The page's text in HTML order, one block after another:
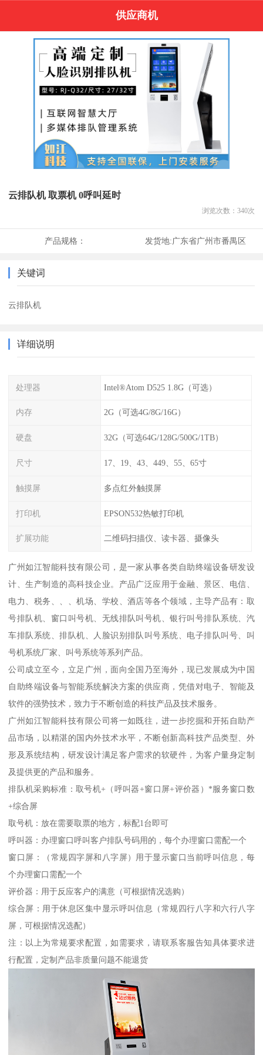
供应商机
云排队机 取票机 0呼叫延时
浏览次数： 340次
产品规格： 发货地:广东省广州市番禺区
关键词
云排队机
详细说明
处理器 Intel®Atom D525 1.8G（可选）
内存 2G（可选4G/8G/16G）
硬盘 32G（可选64G/128G/500G/1TB）
尺寸 17、19、43、449、55、65寸
触摸屏 多点红外触摸屏
打印机 EPSON532热敏打印机
扩展功能 二维码扫描仪、读卡器、摄像头
广州如江智能科技有限公司，是一家从事各类自助终端设备研发设
计、生产制造的高科技企业。产品广泛应用于金融、景区、电信、
电力、税务、、、机场、学校、酒店等各个领域，主导产品有：取
号排队机、窗口叫号机、无线排队叫号机、银行叫号排队系统、汽
车排队系统、排队机、人脸识别排队叫号系统、电子排队叫号、叫
号机系统厂家、叫号系统等系列产品。
公司成立至今，立足广州，面向全国乃至海外，现已发展成为中国
自助终端设备与智能系统解决方案的供应商，凭借对电子、智能及
软件的强势技术，致力于不断创造的科技产品及技术服务。
广州如江智能科技有限公司将一如既往，进一步挖掘和开拓自助产
品市场，以精湛的国内外技术水平，不断创新高科技产品类型、外
形及系统结构，研发设计满足客户需求的软硬件，为客户量身定制
及提供更的产品和服务。
排队机采购标准：取号机+（呼叫器+窗口屏+评价器）*服务窗口数
+综合屏
取号机：放在需要取票的地方，标配1台即可
呼叫器：办理窗口呼叫客户排队号码用的，每个办理窗口需配一个
窗口屏：（常规四字屏和八字屏）用于显示窗口当前呼叫信息，每
个办理窗口需配一个
评价器：用于反应客户的满意（可根据情况选购）
综合屏：用于休息区集中显示呼叫信息（常规四行八字和六行八字
屏，可根据情况选配）
注：以上为常规要求配置，如需要求，请联系客服告知具体要求进
行配置，定制产品非质量问题不能退货